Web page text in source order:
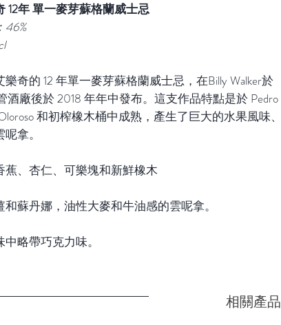
12年單一麥芽蘇格蘭威士忌
46%
樂奇的 12 年單一麥芽蘇格蘭威士忌，在Billy Walker於
酒廠後於2018 年年中發布。這支作品特點是於 Pedro
和初榨橡木桶中成熟，產生了巨大的水果風味、
拿。
蕉、杏仁、可樂塊和新鮮橡木
和蘇丹娜，油性大麥和牛油感的雲呢拿。
中略帶巧克力味。
相關產品